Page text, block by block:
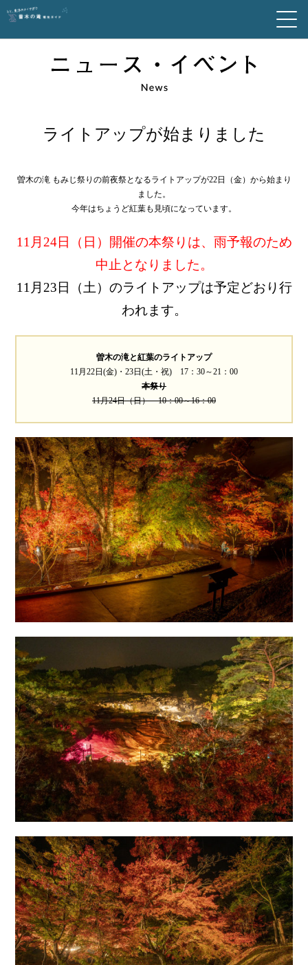
ライトアップが始まりました
曽木の滝 もみじ祭りの前夜祭となるライトアップが22日（金）から始まり
ました。
今年はちょうど紅葉も見頃になっています。
11月24日（日）開催の本祭りは、雨予報のため
中止となりました。
11月23日（土）のライトアップは予定どおり行
われます。
曽木の滝と紅葉のライトアップ
11月22日(金)・23日(土・祝) 17：30～21：00
本祭り
11月24日（日） 10：00～16：00